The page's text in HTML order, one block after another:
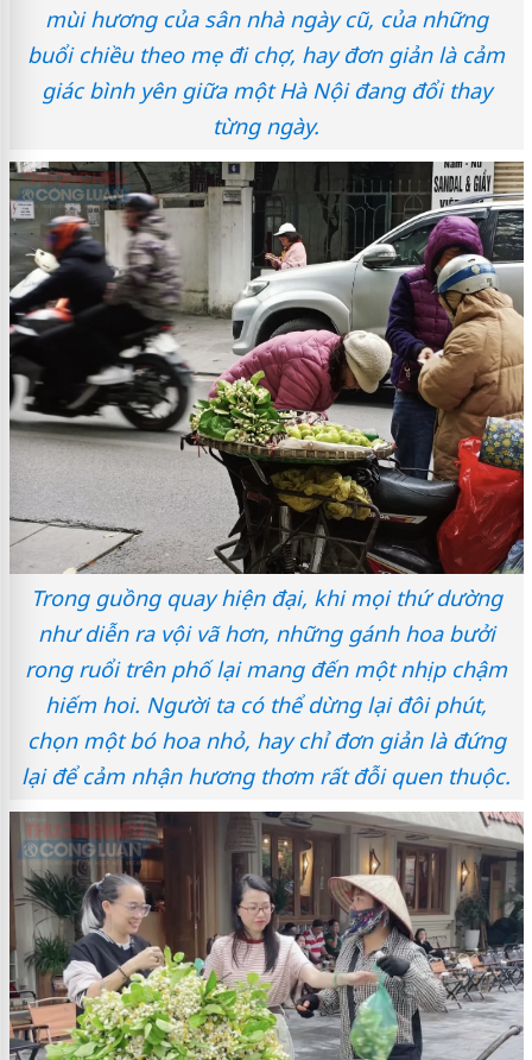
mùi hương của sân nhà ngày cũ, của những
buổi chiều theo mẹ đi chợ, hay đơn giản là cảm
giác bình yên giữa một Hà Nội đang đổi thay
từng ngày.
Trong guồng quay hiện đại, khi mọi thứ dường
như diễn ra vội vã hơn, những gánh hoa bưởi
rong ruổi trên phố lại mang đến một nhịp chậm
hiếm hoi. Người ta có thể dừng lại đôi phút,
chọn một bó hoa nhỏ, hay chỉ đơn giản là đứng
lại để cảm nhận hương thơm rất đỗi quen thuộc.